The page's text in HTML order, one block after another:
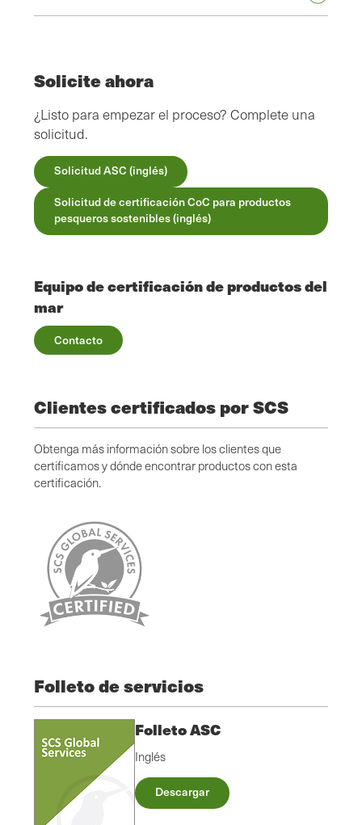
Solicite ahora
¿Listo para empezar el proceso? Complete una
solicitud.
Solicitud ASC (inglés)
Solicitud de certificación CoC para productos
pesqueros sostenibles (inglés)
Equipo de certificación de productos del
mar
Contacto
Clientes certificados por SCS
Obtenga más información sobre los clientes que
certificamos y dónde encontrar productos con esta
certificación.
Folleto de servicios
Folleto ASC
Inglés
Descargar